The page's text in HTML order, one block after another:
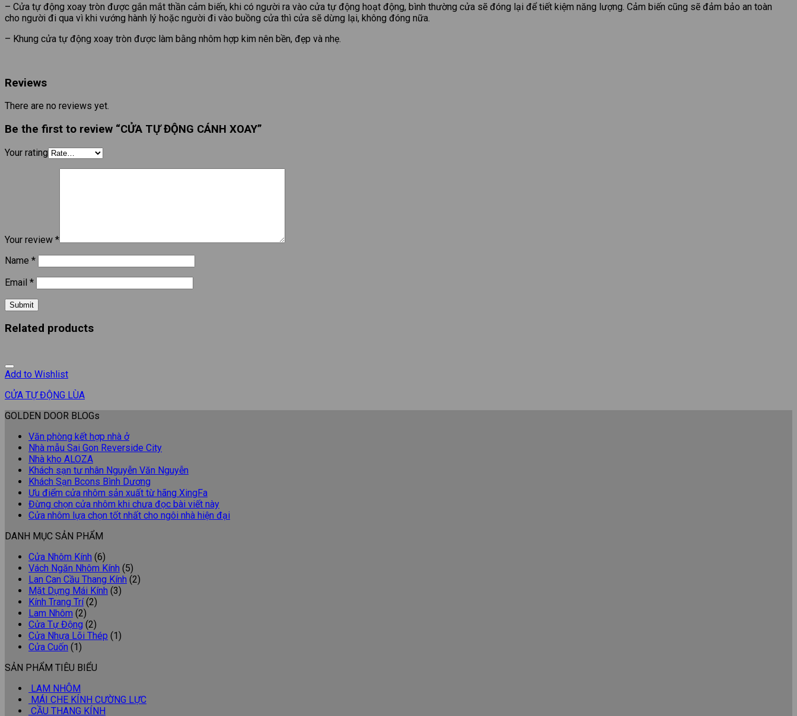
– Cửa tự động xoay tròn được gắn mắt thần cảm biến, khi có người ra vào cửa tự động hoạt động, bình thường cửa sẽ đóng lại để tiết kiệm năng lượng. Cảm biến cũng sẽ đảm bảo an toàn
cho người đi qua vì khi vướng hành lý hoặc người đi vào buồng cửa thì cửa sẽ dừng lại, không đóng nữa.
– Khung cửa tự động xoay tròn được làm bằng nhôm hợp kim nên bền, đẹp và nhẹ.
Reviews
There are no reviews yet.
Be the first to review “CỬA TỰ ĐỘNG CÁNH XOAY”
Your rating
Your review *
Name *
Email *
Related products
Add to Wishlist
CỬA TỰ ĐỘNG LÙA
GOLDEN DOOR BLOGs
Văn phòng kết hợp nhà ở
Nhà mẫu Sai Gon Reverside City
Nhà kho ALOZA
Khách sạn tư nhân Nguyễn Văn Nguyễn
Khách Sạn Bcons Bình Dương
Ưu điểm cửa nhôm sản xuất từ hãng XingFa
Đừng chọn cửa nhôm khi chưa đọc bài viết này
Cửa nhôm lựa chọn tốt nhất cho ngôi nhà hiện đại
DANH MỤC SẢN PHẨM
Cửa Nhôm Kính (6)
Vách Ngăn Nhôm Kính (5)
Lan Can Cầu Thang Kính (2)
Mặt Dựng Mái Kính (3)
Kính Trang Trí (2)
Lam Nhôm (2)
Cửa Tự Động (2)
Cửa Nhựa Lõi Thép (1)
Cửa Cuốn (1)
SẢN PHẨM TIÊU BIỂU
LAM NHÔM
MÁI CHE KÍNH CƯỜNG LỰC
CẦU THANG KÍNH